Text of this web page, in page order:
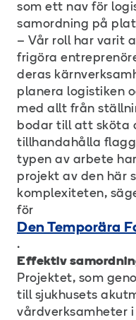
som ett nav för
samordning på
– Vår roll har varit
frigöra
deras
planera logistiken
med allt från
bodar till att sköta
tillhandahålla
typen av arbete
projekt av den här
komplexiteten,
för
Den Temporära
.
Effektiv
Projektet, som
till sjukhusets
vårdverksamheter